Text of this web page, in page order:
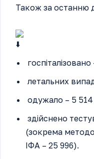
Також за останню
летальних
одужало – 5 514
здійснено
(зокрема
ІФА – 25 996).